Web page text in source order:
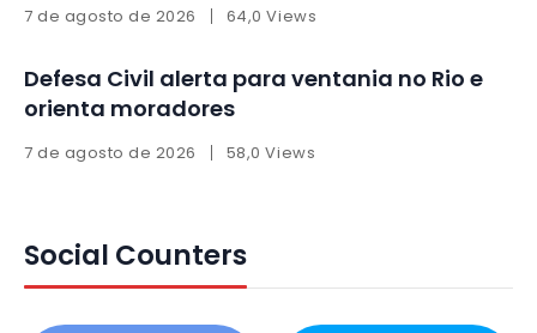
7 de agosto de 2026 64,0 Views
Defesa Civil alerta para ventania no Rio e
orienta moradores
7 de agosto de 2026 58,0 Views
Social Counters